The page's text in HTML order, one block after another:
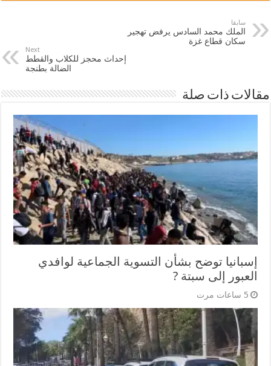
سابقا
الملك محمد السادس يرفض تهجير
سكان قطاع غزة
Next
إحداث محجز للكلاب والقطط
الضالة بطنجة
مقالات ذات صلة
إسبانيا توضح بشأن التسوية الجماعية لوافدي
العبور إلى سبتة ?
5 ساعات مرت